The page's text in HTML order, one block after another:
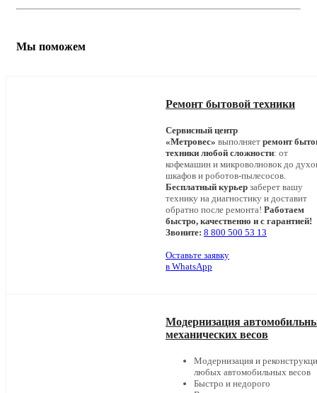
Мы поможем
Ремонт бытовой техники
Сервисный центр
«Метровес» выполняет ремонт
техники любой сложности: от
кофемашин и микроволновок до
шкафов и роботов-пылесосов.
Бесплатный курьер заберет вашу
технику на диагностику и доставит
обратно после ремонта! Работаем
быстро, качественно и с гарантией!
Звоните: 8 800 500 53 13
Оставьте заявку
в WhatsApp
Модернизация
механических весов
Модернизация и
любых автомобильных весов
Быстро и недорого